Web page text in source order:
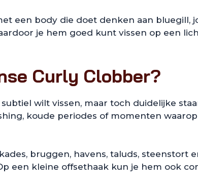
een body die doet denken aan bluegill,
je hem goed kunt vissen op een
Curly Clobber?
wilt vissen, maar toch duidelijke
koude periodes of momenten
bruggen, havens, taluds, steenstort
een kleine offsethaak kun je hem ook